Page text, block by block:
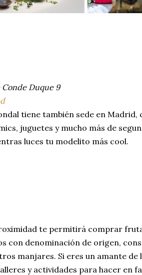
Duque 9
tiene también sede en Madrid,
juguetes y mucho más de
luces tu modelito más cool.
te permitirá comprar
con denominación de origen,
manjares. Si eres un amante de
y actividades para hacer en